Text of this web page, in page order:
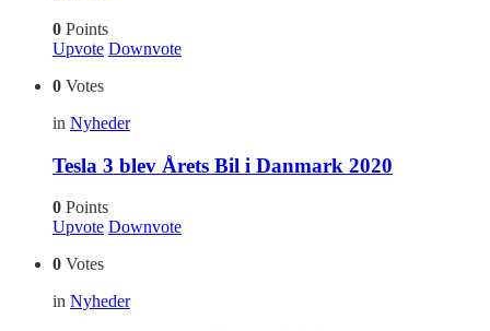
0 Points
Upvote Downvote
0 Votes
in Nyheder
Tesla 3 blev Årets Bil i Danmark 2020
0 Points
Upvote Downvote
0 Votes
in Nyheder